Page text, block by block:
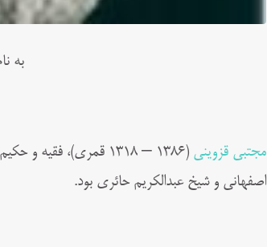
به
مجتبی قزوینی
(۱۳۸۶ – ۱۳۱۸ قمری)،
اصفهانی و شیخ عبدالکریم حائری بود.